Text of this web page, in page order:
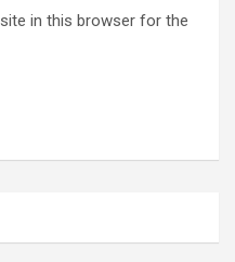
in this browser for the